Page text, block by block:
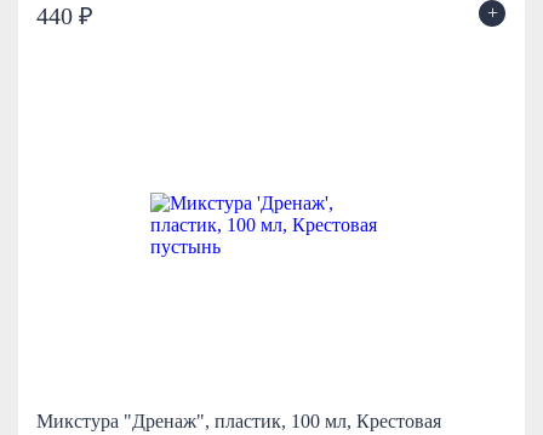
440 ₽ +
Микстура "Дренаж", пластик, 100 мл, Крестовая